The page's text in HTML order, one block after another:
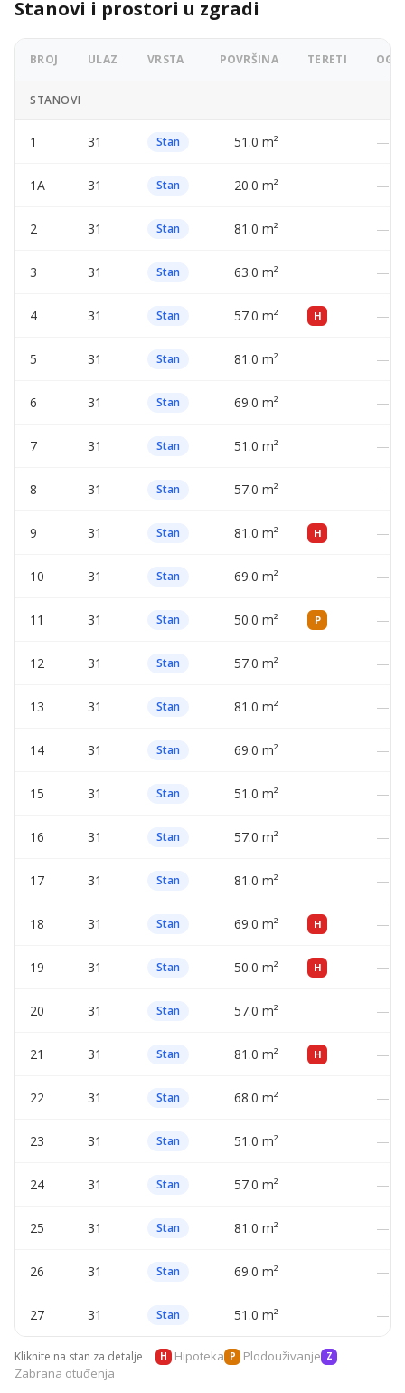
Stanovi i prostori u zgradi
BROJ ULAZ VRSTA POVRŠINA TERETI
STANOVI
1 31 Stan 51.0 m² —
1A 31 Stan 20.0 m² —
2 31 Stan 81.0 m² —
3 31 Stan 63.0 m² —
4 31 Stan 57.0 m² H —
5 31 Stan 81.0 m² —
6 31 Stan 69.0 m² —
7 31 Stan 51.0 m² —
8 31 Stan 57.0 m² —
9 31 Stan 81.0 m² H —
10 31 Stan 69.0 m² —
11 31 Stan 50.0 m² P —
12 31 Stan 57.0 m² —
13 31 Stan 81.0 m² —
14 31 Stan 69.0 m² —
15 31 Stan 51.0 m² —
16 31 Stan 57.0 m² —
17 31 Stan 81.0 m² —
18 31 Stan 69.0 m² H —
19 31 Stan 50.0 m² H —
20 31 Stan 57.0 m² —
21 31 Stan 81.0 m² H —
22 31 Stan 68.0 m² —
23 31 Stan 51.0 m² —
24 31 Stan 57.0 m² —
25 31 Stan 81.0 m² —
26 31 Stan 69.0 m² —
27 31 Stan 51.0 m² —
Kliknite na stan za detalje H Hipoteka P Plodouživanje Z
Zabrana otuđenja